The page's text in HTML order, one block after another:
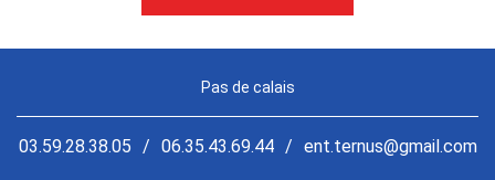
Pas de calais
03.59.28.38.05 / 06.35.43.69.44 / ent.ternus@gmail.com